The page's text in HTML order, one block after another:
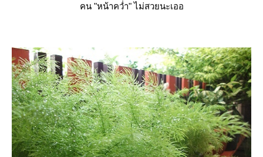
คน "หน้าคว่ำ" ไม่สวยนะเออ